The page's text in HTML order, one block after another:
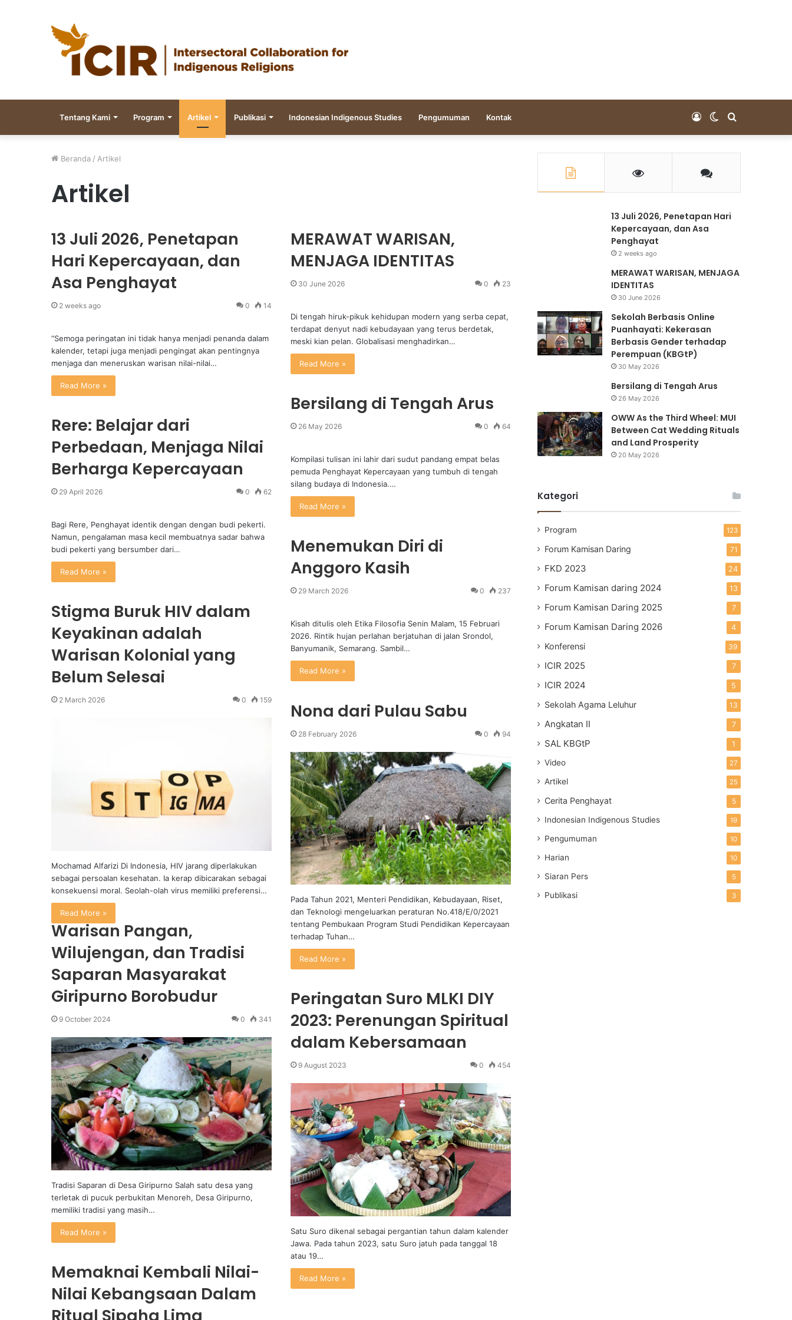
Tentang Kami Program Artikel Publikasi Indonesian Indigenous Studies Pengumuman Kontak
untuk
Switch
skin
Log
In
Beranda / Artikel
Artikel
13 Juli 2026, Penetapan
Hari Kepercayaan, dan
Asa Penghayat
2 weeks ago 0 14
“Semoga peringatan ini tidak hanya menjadi penanda dalam
kalender, tetapi juga menjadi pengingat akan pentingnya
menjaga dan meneruskan warisan nilai-nilai…
Read More »
MERAWAT WARISAN,
MENJAGA IDENTITAS
30 June 2026 0 23
Di tengah hiruk-pikuk kehidupan modern yang serba cepat,
terdapat denyut nadi kebudayaan yang terus berdetak,
meski kian pelan. Globalisasi menghadirkan…
Read More »
Bersilang di Tengah Arus
26 May 2026 0 64
Kompilasi tulisan ini lahir dari sudut pandang empat belas
pemuda Penghayat Kepercayaan yang tumbuh di tengah
silang budaya di Indonesia.…
Read More »
Rere: Belajar dari
Perbedaan, Menjaga Nilai
Berharga Kepercayaan
29 April 2026 0 62
Bagi Rere, Penghayat identik dengan dengan budi pekerti.
Namun, pengalaman masa kecil membuatnya sadar bahwa
budi pekerti yang bersumber dari…
Read More »
Menemukan Diri di
Anggoro Kasih
29 March 2026 0 237
Kisah ditulis oleh Etika Filosofia Senin Malam, 15 Februari
2026. Rintik hujan perlahan berjatuhan di jalan Srondol,
Banyumanik, Semarang. Sambil…
Read More »
Stigma Buruk HIV dalam
Keyakinan adalah
Warisan Kolonial yang
Belum Selesai
2 March 2026 0 159
Mochamad Alfarizi Di Indonesia, HIV jarang diperlakukan
sebagai persoalan kesehatan. Ia kerap dibicarakan sebagai
konsekuensi moral. Seolah-olah virus memiliki preferensi…
Read More »
Nona dari Pulau Sabu
28 February 2026 0 94
Pada Tahun 2021, Menteri Pendidikan, Kebudayaan, Riset,
dan Teknologi mengeluarkan peraturan No.418/E/0/2021
tentang Pembukaan Program Studi Pendidikan Kepercayaan
terhadap Tuhan…
Read More »
Warisan Pangan,
Wilujengan, dan Tradisi
Saparan Masyarakat
Giripurno Borobudur
9 October 2024 0 341
Tradisi Saparan di Desa Giripurno Salah satu desa yang
terletak di pucuk perbukitan Menoreh, Desa Giripurno,
memiliki tradisi yang masih…
Read More »
Peringatan Suro MLKI DIY
2023: Perenungan Spiritual
dalam Kebersamaan
9 August 2023 0 454
Satu Suro dikenal sebagai pergantian tahun dalam kalender
Jawa. Pada tahun 2023, satu Suro jatuh pada tanggal 18
atau 19…
Read More »
Memaknai Kembali Nilai-
Nilai Kebangsaan Dalam
Ritual Sipaha Lima
13 Juli 2026, Penetapan Hari
Kepercayaan, dan Asa
Penghayat
2 weeks ago
MERAWAT WARISAN, MENJAGA
IDENTITAS
30 June 2026
Sekolah Berbasis Online
Puanhayati: Kekerasan
Berbasis Gender terhadap
Perempuan (KBGtP)
30 May 2026
Bersilang di Tengah Arus
26 May 2026
OWW As the Third Wheel: MUI
Between Cat Wedding Rituals
and Land Prosperity
20 May 2026
Kategori
Program 123
Forum Kamisan Daring 71
FKD 2023 24
Forum Kamisan daring 2024 13
Forum Kamisan Daring 2025 7
Forum Kamisan Daring 2026 4
Konferensi 39
ICIR 2025 7
ICIR 2024 5
Sekolah Agama Leluhur 13
Angkatan II 7
SAL KBGtP 1
Video 27
Artikel 25
Cerita Penghayat 5
Indonesian Indigenous Studies 19
Pengumuman 10
Harian 10
Siaran Pers 5
Publikasi 3